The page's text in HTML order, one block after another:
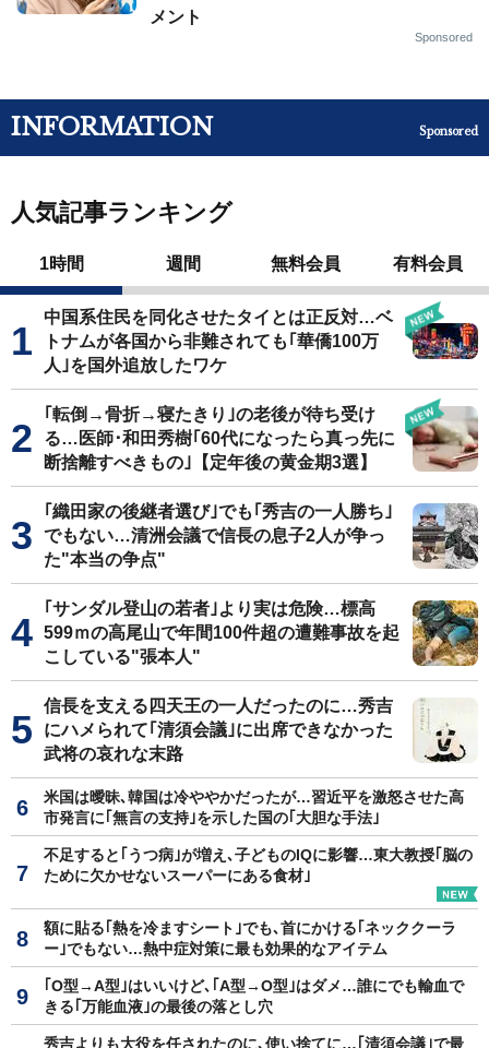
メント
Sponsored
INFORMATION Sponsored
人気記事ランキング
1時間 週間 無料会員 有料会員
中国系住民を同化させたタイとは正反対…ベ
トナムが各国から非難されても｢華僑100万
人｣を国外追放したワケ
｢転倒→骨折→寝たきり｣の老後が待ち受け
る…医師･和田秀樹｢60代になったら真っ先に
断捨離すべきもの｣【定年後の黄金期3選】
｢織田家の後継者選び｣でも｢秀吉の一人勝ち｣
でもない…清洲会議で信長の息子2人が争っ
た"本当の争点"
｢サンダル登山の若者｣より実は危険…標高
599ｍの高尾山で年間100件超の遭難事故を起
こしている"張本人"
信長を支える四天王の一人だったのに…秀吉
にハメられて｢清須会議｣に出席できなかった
武将の哀れな末路
米国は曖昧､韓国は冷ややかだったが…習近平を激怒させた高
市発言に｢無言の支持｣を示した国の｢大胆な手法｣
不足すると｢うつ病｣が増え､子どものIQに影響…東大教授｢脳の
ために欠かせないスーパーにある食材｣
額に貼る｢熱を冷ますシート｣でも､首にかける｢ネッククーラ
ー｣でもない…熱中症対策に最も効果的なアイテム
｢O型→A型｣はいいけど､｢A型→O型｣はダメ…誰にでも輸血で
きる｢万能血液｣の最後の落とし穴
秀吉よりも大役を任されたのに､使い捨てに…｢清須会議｣で最